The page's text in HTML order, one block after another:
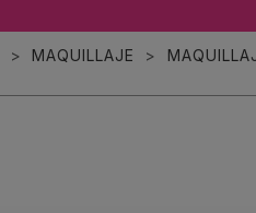
MAQUILLAJE